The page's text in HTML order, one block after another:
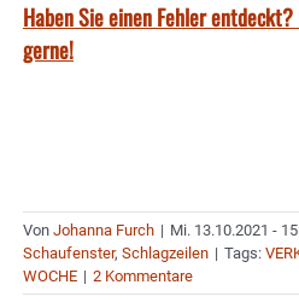
Haben Sie einen Fehler
gerne!
Von Johanna Furch | Mi. 13.10.2021 -
Schaufenster, Schlagzeilen | Tags:
WOCHE | 2 Kommentare